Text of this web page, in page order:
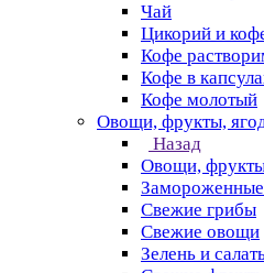
Чай
Цикорий и
Кофе
Кофе в
Кофе молотый
Овощи, фрукты,
Назад
Овощи,
Свежие грибы
Свежие овощи
Зелень и